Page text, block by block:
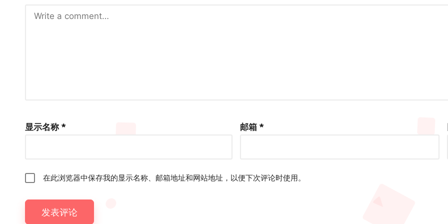
显示名称 * 邮箱 *
在此浏览器中保存我的显示名称、邮箱地址和网站地址，以便下次评论时使用。